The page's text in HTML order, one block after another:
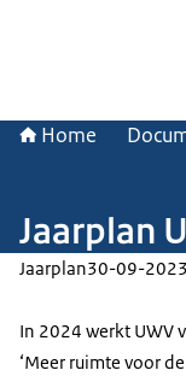
Home
Jaarplan
Jaarplan30-09-2023
In 2024 werkt UWV
‘Meer ruimte voor